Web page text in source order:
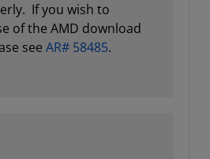
If you wish to
of the AMD download
see AR# 58485.